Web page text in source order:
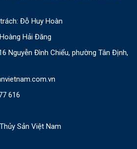
Đỗ Huy Hoàn
Hải Đăng
Nguyễn Đình Chiểu, phường Tân Định,
616
Sản Việt Nam